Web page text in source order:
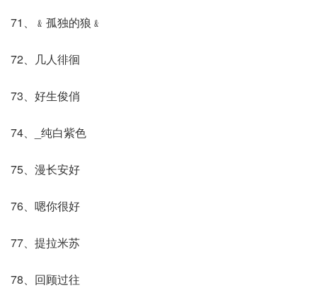
71、﹠孤独的狼﹠
72、几人徘徊
73、好生俊俏
74、_纯白紫色
75、漫长安好
76、嗯你很好
77、提拉米苏
78、回顾过往